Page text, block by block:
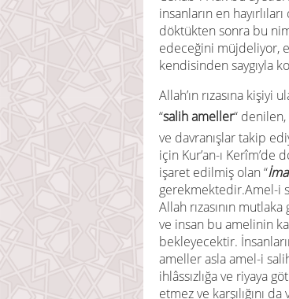
insanların en
döktükten sonra bu
edeceğini müjdeliyor,
kendisinden saygıyla
Allah’ın rızasına kişiyi
“salih ameller“
ve davranışlar takip
için Kur’an-ı
işaret edilmiş olan “
gerekmektedir.Amel-i
Allah rızasının
ve insan bu amelinin
bekleyecektir.
ameller asla amel-i
ihlâssızlığa ve riyaya
etmez ve karşılığını